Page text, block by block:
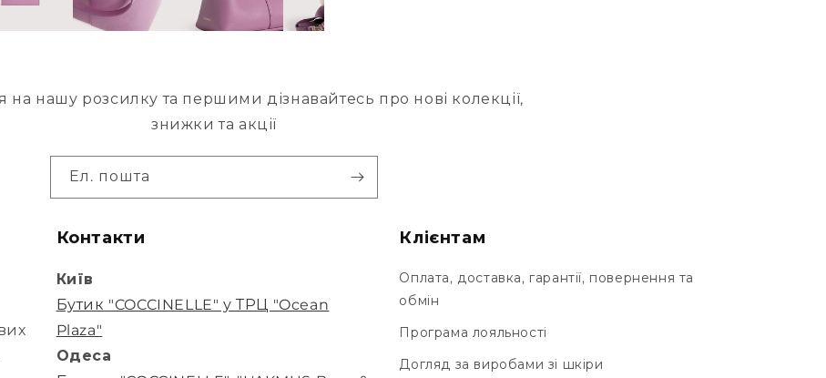
на нашу розсилку та першими дізнавайтесь про нові колекції,
знижки та акції
Ел. пошта
Контакти
Київ
Бутик "COCCINELLE" у ТРЦ "Ocean
Plaza"
Одеса
Клієнтам
Оплата, доставка, гарантії, повернення та
обмін
Програма лояльності
Догляд за виробами зі шкіри